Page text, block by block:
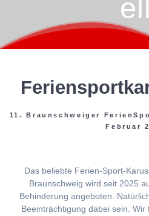
ell
11. Braunschweiger
Februar
Das beliebte Ferien-Sport-
Braunschweig wird seit 2025
Behinderung angeboten.
Beeinträchtigung dabei sein.